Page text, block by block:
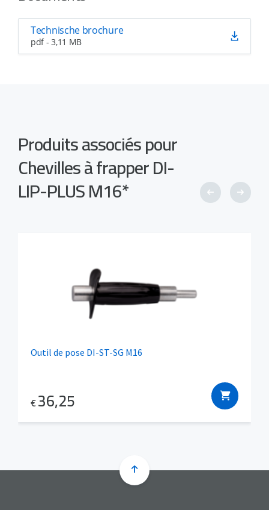
Technische brochure
pdf - 3,11 MB
Produits associés pour
Chevilles à frapper DI-
LIP-PLUS M16*
Outil de pose DI-ST-SG M16
€ 36,25